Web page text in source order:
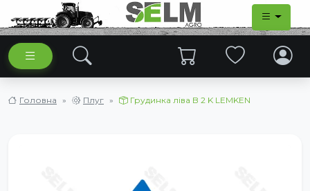
Головна Плуг Грудинка ліва B 2 K LEMKEN